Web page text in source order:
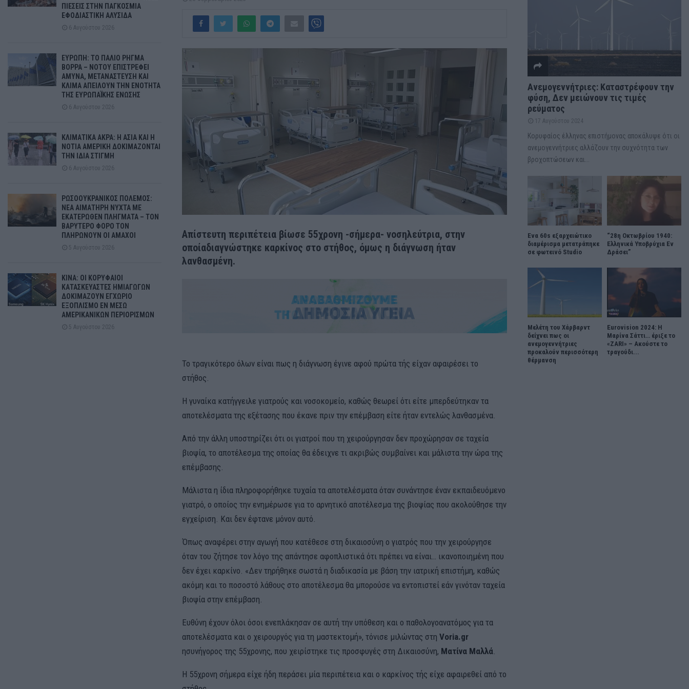
Απίστευτη περιπέτεια βίωσε 55χρονη -σήμερα- νοσηλεύτρια, στην
οποίαδιαγνώστηκε καρκίνος στο στήθος, όμως η διάγνωση ήταν
λανθασμένη.
Το τραγικότερο όλων είναι πως η διάγνωση έγινε αφού πρώτα τής είχαν αφαιρέσει το
στήθος.
Η γυναίκα κατήγγειλε γιατρούς και νοσοκομείο, καθώς θεωρεί ότι είτε μπερδεύτηκαν τα
αποτελέσματα της εξέτασης που έκανε πριν την επέμβαση είτε ήταν εντελώς λανθασμένα.
Από την άλλη υποστηρίζει ότι οι γιατροί που τη χειρούργησαν δεν προχώρησαν σε ταχεία
βιοψία, το αποτέλεσμα της οποίας θα έδειχνε τι ακριβώς συμβαίνει και μάλιστα την ώρα της
επέμβασης.
Μάλιστα η ίδια πληροφορήθηκε τυχαία τα αποτελέσματα όταν συνάντησε έναν εκπαιδευόμενο
γιατρό, ο οποίος την ενημέρωσε για το αρνητικό αποτέλεσμα της βιοψίας που ακολούθησε την
εγχείριση. Και δεν έφτανε μόνον αυτό.
Όπως αναφέρει στην αγωγή που κατέθεσε στη δικαιοσύνη ο γιατρός που την χειρούργησε
όταν του ζήτησε τον λόγο της απάντησε αφοπλιστικά ότι πρέπει να είναι… ικανοποιημένη που
δεν έχει καρκίνο. «Δεν τηρήθηκε σωστά η διαδικασία με βάση την ιατρική επιστήμη, καθώς
ακόμη και το ποσοστό λάθους στο αποτέλεσμα θα μπορούσε να εντοπιστεί εάν γινόταν ταχεία
βιοψία στην επέμβαση.
Ευθύνη έχουν όλοι όσοι ενεπλάκησαν σε αυτή την υπόθεση και ο παθολογοανατόμος για τα
αποτελέσματα και ο χειρουργός για τη μαστεκτομή», τόνισε μιλώντας στη Voria.gr
ησυνήγορος της 55χρονης, που χειρίστηκε τις προσφυγές στη Δικαιοσύνη, Ματίνα Μαλλά
Η 55χρονη σήμερα είχε ήδη περάσει μία περιπέτεια και ο καρκίνος τής είχε αφαιρεθεί από το
ΠΙΕΣΕΙΣ ΣΤΗΝ ΠΑΓΚΟΣΜΙΑ
ΕΦΟΔΙΑΣΤΙΚΗ ΑΛΥΣΙΔΑ
6 Αυγούστου 2026
ΕΥΡΩΠΗ: ΤΟ ΠΑΛΙΟ ΡΗΓΜΑ
ΒΟΡΡΑ – ΝΟΤΟΥ ΕΠΙΣΤΡΕΦΕΙ
ΑΜΥΝΑ, ΜΕΤΑΝΑΣΤΕΥΣΗ ΚΑΙ
ΚΛΙΜΑ ΑΠΕΙΛΟΥΝ ΤΗΝ ΕΝΟΤΗΤΑ
ΤΗΣ ΕΥΡΩΠΑΪΚΗΣ ΕΝΩΣΗΣ
6 Αυγούστου 2026
ΚΛΙΜΑΤΙΚΑ ΑΚΡΑ: Η ΑΣΙΑ ΚΑΙ Η
ΝΟΤΙΑ ΑΜΕΡΙΚΗ ΔΟΚΙΜΑΖΟΝΤΑΙ
ΤΗΝ ΙΔΙΑ ΣΤΙΓΜΗ
6 Αυγούστου 2026
ΡΩΣΟΟΥΚΡΑΝΙΚΟΣ ΠΟΛΕΜΟΣ:
ΝΕΑ ΑΙΜΑΤΗΡΗ ΝΥΧΤΑ ΜΕ
ΕΚΑΤΕΡΩΘΕΝ ΠΛΗΓΜΑΤΑ – ΤΟΝ
ΒΑΡΥΤΕΡΟ ΦΟΡΟ ΤΟΝ
ΠΛΗΡΩΝΟΥΝ ΟΙ ΑΜΑΧΟΙ
5 Αυγούστου 2026
ΚΙΝΑ: ΟΙ ΚΟΡΥΦΑΙΟΙ
ΚΑΤΑΣΚΕΥΑΣΤΕΣ ΗΜΙΑΓΩΓΩΝ
ΔΟΚΙΜΑΖΟΥΝ ΕΓΧΩΡΙΟ
ΕΞΟΠΛΙΣΜΟ ΕΝ ΜΕΣΩ
ΑΜΕΡΙΚΑΝΙΚΩΝ ΠΕΡΙΟΡΙΣΜΩΝ
5 Αυγούστου 2026
Ανεμογεννήτριες: Καταστρέφουν την
φύση, Δεν μειώνουν τις τιμές
ρεύματος
17 Αυγούστου 2024
Κορυφαίος έλληνας επιστήμονας αποκάλυψε ότι οι
ανεμογεννήτριες αλλάζουν την συχνότητα των
βροχοπτώσεων και...
Ένα 60s εξαρχειώτικο
διαμέρισμα μετατράπηκε
σε φωτεινό Studio
“28η Οκτωβρίου 1940:
Ελληνικά Υποβρύχια Εν
Δράσει”
Μελέτη του Χάρβαρντ
δείχνει πως οι
ανεμογεννήτριες
προκαλούν περισσότερη
θέρμανση
Eurovision 2024: Η
Μαρίνα Σάττι… έριξε το
«ZARI» – Ακούστε το
τραγούδι...